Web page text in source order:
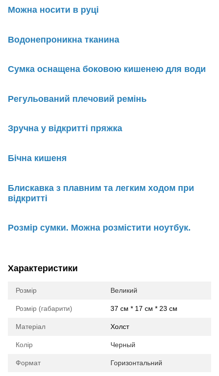
Можна носити в руці
Водонепроникна тканина
Сумка оснащена боковою кишенею для води
Регульований плечовий ремінь
Зручна у відкритті пряжка
Бічна кишеня
Блискавка з плавним та легким ходом при
відкритті
Розмір сумки. Можна розмістити ноутбук.
Характеристики
Розмір Великий
Розмір (габарити) 37 см * 17 см * 23 см
Матеріал Холст
Колір Черный
Формат Горизонтальний